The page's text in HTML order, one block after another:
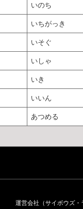
いのち
いちがっき
いそぐ
いしゃ
いき
いいん
あつめる
運営会社（サイボウズ・